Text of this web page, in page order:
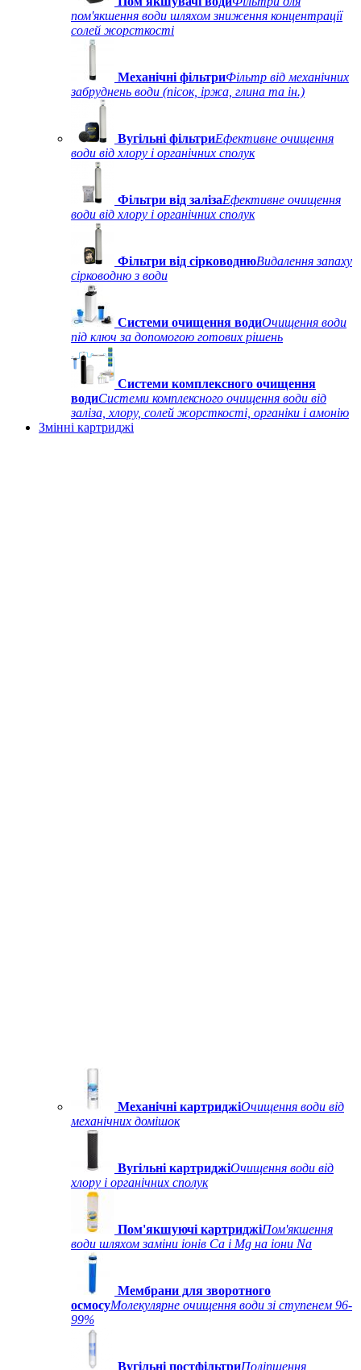
пом'якшення води шляхом зниження концентрації
солей жорсткості
Механічні фільтриФільтр від механічних
забруднень води (пісок, іржа, глина та ін.)
Вугільні фільтриЕфективне очищення
води від хлору і органічних сполук
Фільтри від залізаЕфективне очищення
води від хлору і органічних сполук
Фільтри від сірководнюВидалення запаху
сірководню з води
Системи очищення водиОчищення води
під ключ за допомогою готових рішень
Системи комплексного очищення
водиСистеми комплексного очищення води від
заліза, хлору, солей жорсткості, органіки і амонію
Змінні картриджі
Механічні картриджіОчищення води від
механічних домішок
Вугільні картриджіОчищення води від
хлору і органічних сполук
Пом'якшуючі картриджіПом'якшення
води шляхом заміни іонів Ca і Mg на іони Na
Мембрани для зворотного
осмосуМолекулярне очищення води зі ступенем 96-
99%
Вугільні постфільтриПоліпшення